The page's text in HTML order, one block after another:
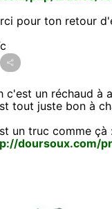
pour ton retour
c'est un réchaud à
tout juste bon à
un truc comme çà
doursoux.com/